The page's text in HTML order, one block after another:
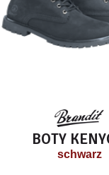
BOTY
schwarz